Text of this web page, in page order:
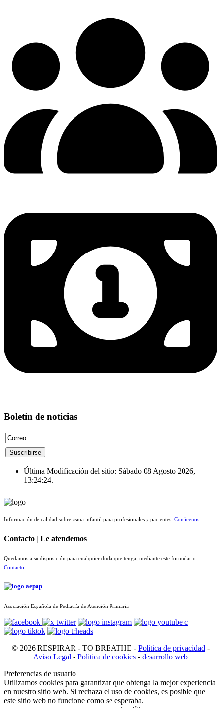
Boletín de noticias
Última Modificación del sitio: Sábado 08 Agosto 2026,
13:24:24.
Información de calidad sobre asma infantil para profesionales y pacientes. Conócenos
Contacto | Le atendemos
Quedamos a su disposición para cualquier duda que tenga, mediante este formulario.
Contacto
Asociación Española de Pediatría de Atención Primaria
© 2026 RESPIRAR - TO BREATHE - Politica de privacidad -
Aviso Legal - Politica de cookies - desarrollo web
Preferencias de usuario
Utilizamos cookies para garantizar que obtenga la mejor experiencia
en nuestro sitio web. Si rechaza el uso de cookies, es posible que
este sitio web no funcione como se esperaba.